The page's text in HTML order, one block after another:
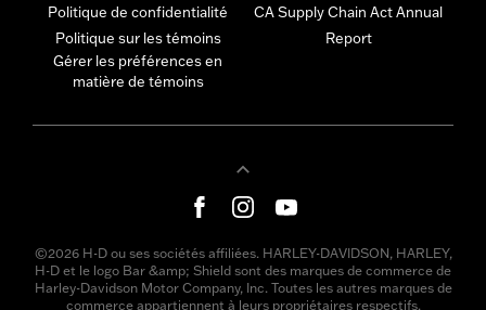
Politique de confidentialité
Politique sur les témoins
Gérer les préférences en
matière de témoins
CA Supply Chain Act Annual
Report
©2026 H-D ou ses sociétés affiliées. HARLEY-DAVIDSON, HARLEY,
H-D et le logo Bar &amp; Shield sont des marques de commerce de
Harley-Davidson Motor Company, Inc. Toutes les autres marques de
commerce appartiennent à leurs propriétaires respectifs.